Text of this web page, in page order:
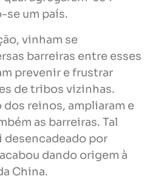
se um país.
vinham se
barreiras entre esses
prevenir e frustrar
de tribos vizinhas.
dos reinos, ampliaram e
as barreiras. Tal
desencadeado por
dando origem à
China.